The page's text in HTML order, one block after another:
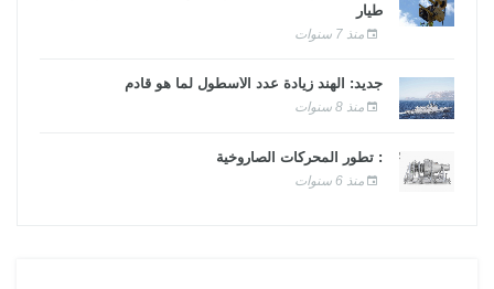
طيار
منذ 7 سنوات
جديد: الهند زيادة عدد الأسطول لما هو قادم
منذ 8 سنوات
: تطور المحركات الصاروخية
منذ 6 سنوات